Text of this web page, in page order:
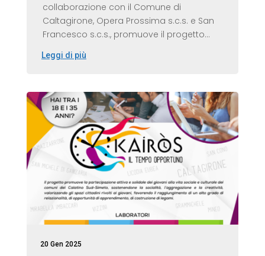
collaborazione con il Comune di
Caltagirone, Opera Prossima s.c.s. e San
Francesco s.c.s., promuove il progetto...
Leggi di più
20 Gen 2025